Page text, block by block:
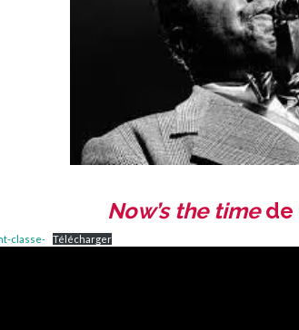
Now’s the timede
classe- Télécharger